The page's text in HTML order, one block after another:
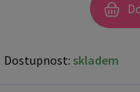
Dostupnost: skladem